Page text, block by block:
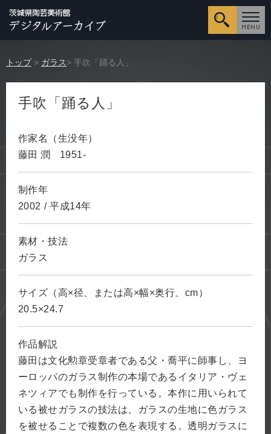
詳細検
トップ > ガラス > 手吹「踊る人」
手吹「踊る人」
作家名（生没年）
藤田 潤
1951-
制作年
2002 / 平成14年
素材・技法
ガラス
サイズ（高×径、または高×幅×奥行、cm）
20.5×24.7
作品解説
藤田は文化勲章受章者である父・喬平に師事し、ヨ
ーロッパのガラス制作の本場であるイタリア・ヴェ
ネツィアでも制作を行っている。本作に用いられて
いる被せガラスの技法は、ガラスの生地に色ガラス
を被せることで複数の色を表現する。透明ガラスに